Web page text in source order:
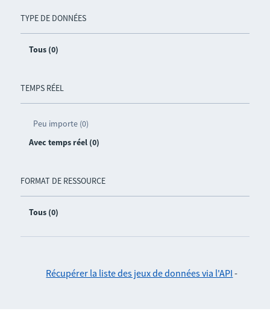
TYPE DE DONNÉES
Tous (0)
TEMPS RÉEL
Peu importe (0)
Avec temps réel (0)
FORMAT DE RESSOURCE
Tous (0)
Récupérer la liste des jeux de données via l'API -